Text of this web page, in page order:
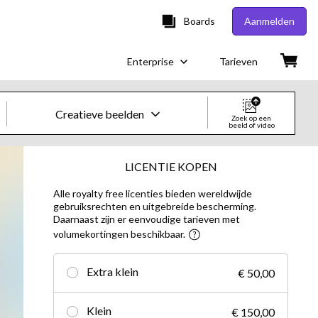
Boards Aanmelden
Enterprise Tarieven
Creatieve beelden
Beelden
Creatief
Creatief
Zoek op een
beeld of video
LICENTIE KOPEN
Alle royalty free licenties bieden wereldwijde
gebruiksrechten en uitgebreide bescherming.
Daarnaast zijn er eenvoudige tarieven met
volumekortingen beschikbaar.
Extra klein € 50,00
Klein € 150,00